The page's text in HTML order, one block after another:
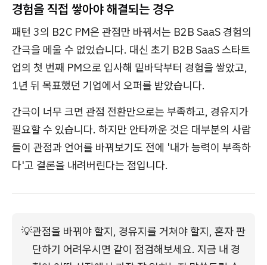
경험을 직접 쌓아야 해결되는 경우
패턴 3의 B2C PM은 관점만 바꿔서는 B2B SaaS 경험의
간극을 메울 수 없었습니다. 대신 초기 B2B SaaS 스타트
업의 첫 번째 PM으로 입사해 밑바닥부터 경험을 쌓았고,
1년 뒤 목표했던 기업에서 오퍼를 받았습니다.
간극이 너무 크면 관점 전환만으로는 부족하고, 경유지가
필요할 수 있습니다. 하지만 안타까운 것은 대부분의 사람
들이 관점과 언어를 바꿔보기도 전에 '내가 능력이 부족하
다'고 결론을 내려버린다는 점입니다.
💡관점을 바꿔야 할지, 경유지를 거쳐야 할지, 혼자 판
단하기 어려우시면 같이 점검해보세요. 지금 내 경